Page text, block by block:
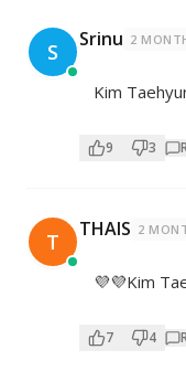
S Srinu 2
Kim
9 3
T THAIS 2
💜💜Kim
7 4